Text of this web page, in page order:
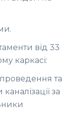
від 33
каркасі:
та
за